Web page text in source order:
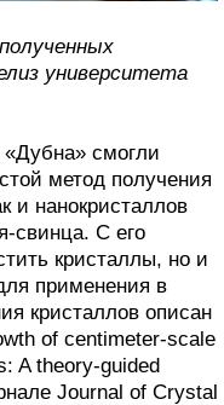
университета
«Дубна» смогли
метод получения
и нанокристаллов
свинца. С его
кристаллы, но и
применения в
кристаллов описан
of centimeter-scale
A theory-guided
Journal of Crystal